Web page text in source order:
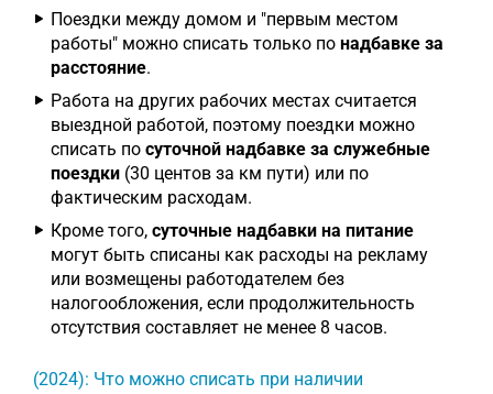
Поездки между домом и "первым местом
работы" можно списать только по надбавке за
расстояние.
Работа на других рабочих местах считается
выездной работой, поэтому поездки можно
списать по суточной надбавке за служебные
поездки (30 центов за км пути) или по
фактическим расходам.
Кроме того, суточные надбавки на питание
могут быть списаны как расходы на рекламу
или возмещены работодателем без
налогообложения, если продолжительность
отсутствия составляет не менее 8 часов.
(2024): Что можно списать при наличии